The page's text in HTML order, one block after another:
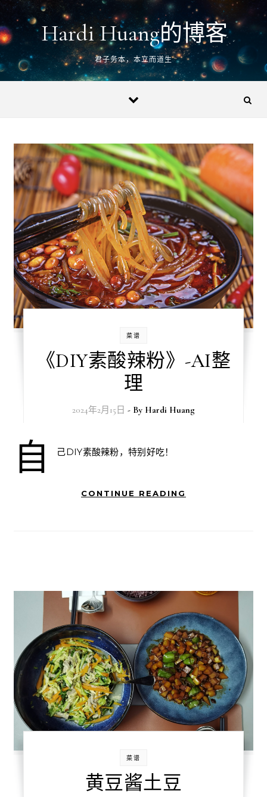
Skip to content
Hardi Huang的博客
君子务本，本立而道生
菜谱
《DIY素酸辣粉》-AI整
理
2024年2月15日 - By Hardi Huang
自 己DIY素酸辣粉，特别好吃！
CONTINUE READING
菜谱
黄豆酱土豆